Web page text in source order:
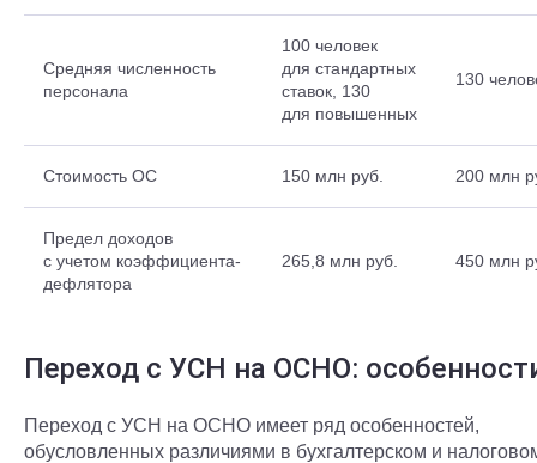
Средняя численность
персонала
100 человек
для стандартных
ставок, 130
для повышенных
130
Стоимость ОС 150 млн руб. 200 млн
Предел доходов
с учетом коэффициента-
дефлятора
265,8 млн руб. 450 млн
Переход с УСН на ОСНО:
Переход с УСН на ОСНО имеет ряд особенностей,
обусловленных различиями в бухгалтерском и